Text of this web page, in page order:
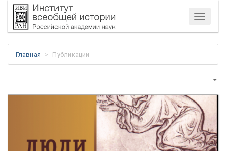
Меню
Главная Публикации